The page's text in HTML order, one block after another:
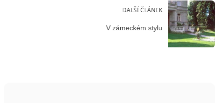
DALŠÍ ČLÁNEK
V zámeckém stylu